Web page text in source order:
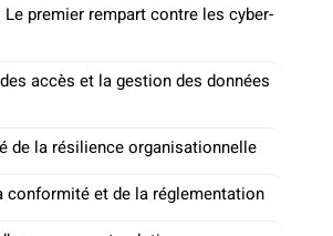
Le premier rempart contre les cyber-
accès et la gestion des données
de la résilience organisationnelle
conformité et de la réglementation